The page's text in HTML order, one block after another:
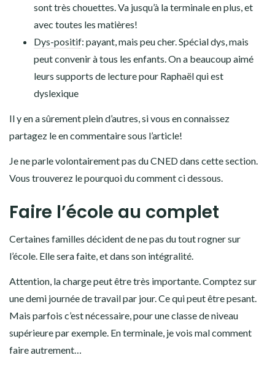
sont très chouettes. Va jusqu’à la terminale en plus, et
avec toutes les matières!
Dys-positif: payant, mais peu cher. Spécial dys, mais
peut convenir à tous les enfants. On a beaucoup aimé
leurs supports de lecture pour Raphaël qui est
dyslexique
Il y en a sûrement plein d’autres, si vous en connaissez
partagez le en commentaire sous l’article!
Je ne parle volontairement pas du CNED dans cette section.
Vous trouverez le pourquoi du comment ci dessous.
Faire l’école au complet
Certaines familles décident de ne pas du tout rogner sur
l’école. Elle sera faite, et dans son intégralité.
Attention, la charge peut être très importante. Comptez sur
une demi journée de travail par jour. Ce qui peut être pesant.
Mais parfois c’est nécessaire, pour une classe de niveau
supérieure par exemple. En terminale, je vois mal comment
faire autrement…